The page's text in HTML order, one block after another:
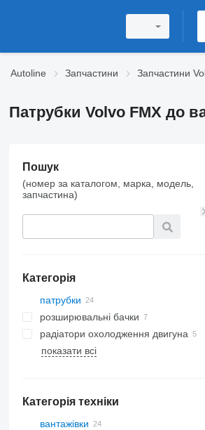
Autoline Запчастини Запчастини
Патрубки Volvo FMX до
Пошук
(номер за каталогом, марка, модель,
запчастина)
Категорія
патрубки
розширювальні бачки
радіатори охолодження двигуна
показати всі
Категорія техніки
вантажівки